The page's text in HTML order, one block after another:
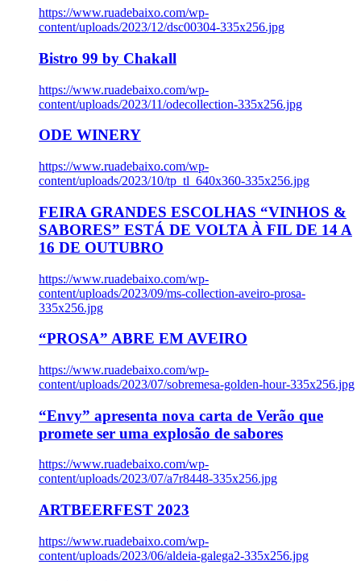
https://www.ruadebaixo.com/wp-
content/uploads/2023/12/dsc00304-335x256.jpg
Bistro 99 by Chakall
https://www.ruadebaixo.com/wp-
content/uploads/2023/11/odecollection-335x256.jpg
ODE WINERY
https://www.ruadebaixo.com/wp-
content/uploads/2023/10/tp_tl_640x360-335x256.jpg
FEIRA GRANDES ESCOLHAS “VINHOS &
SABORES” ESTÁ DE VOLTA À FIL DE 14 A
16 DE OUTUBRO
https://www.ruadebaixo.com/wp-
content/uploads/2023/09/ms-collection-aveiro-prosa-
335x256.jpg
“PROSA” ABRE EM AVEIRO
https://www.ruadebaixo.com/wp-
content/uploads/2023/07/sobremesa-golden-hour-335x256.jpg
“Envy” apresenta nova carta de Verão que
promete ser uma explosão de sabores
https://www.ruadebaixo.com/wp-
content/uploads/2023/07/a7r8448-335x256.jpg
ARTBEERFEST 2023
https://www.ruadebaixo.com/wp-
content/uploads/2023/06/aldeia-galega2-335x256.jpg